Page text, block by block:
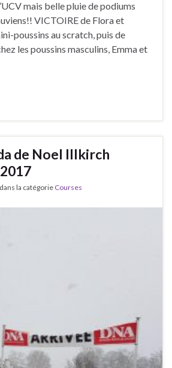
mais belle pluie de podiums
VICTOIRE de Flora et
poussins au scratch, puis de
les poussins masculins, Emma et
de Noel Illkirch
dans la catégorie Courses